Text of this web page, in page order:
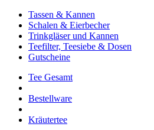
Tassen & Kannen
Schalen & Eierbecher
Trinkgläser und Kannen
Teefilter, Teesiebe & Dosen
Gutscheine
Tee Gesamt
Bestellware
Kräutertee